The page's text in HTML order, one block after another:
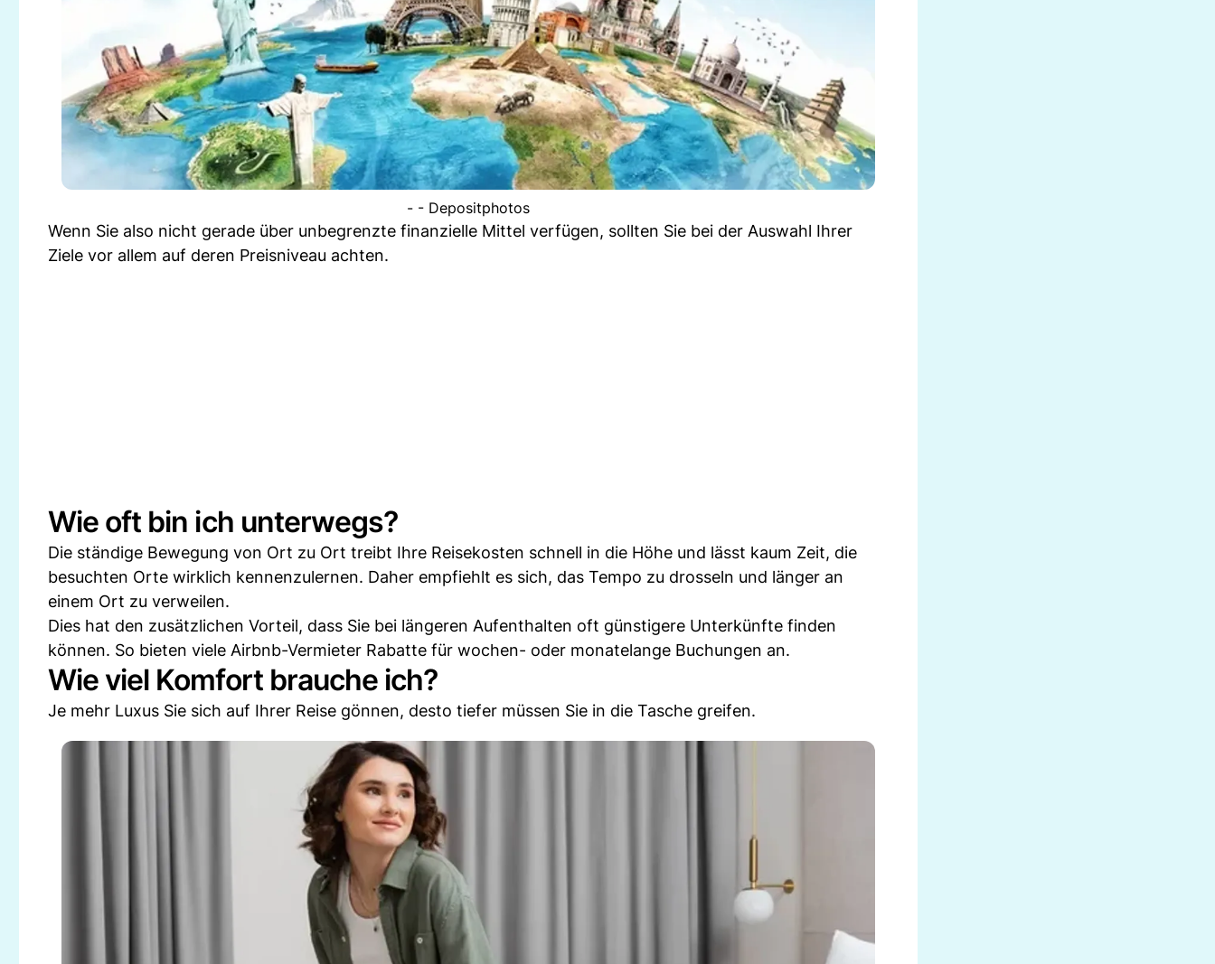
- - Depositphotos
Wenn Sie also nicht gerade über unbegrenzte finanzielle Mittel verfügen, sollten Sie bei der Auswahl Ihrer
Ziele vor allem auf deren Preisniveau achten.
Wie oft bin ich unterwegs?
Die ständige Bewegung von Ort zu Ort treibt Ihre Reisekosten schnell in die Höhe und lässt kaum Zeit, die
besuchten Orte wirklich kennenzulernen. Daher empfiehlt es sich, das Tempo zu drosseln und länger an
einem Ort zu verweilen.
Dies hat den zusätzlichen Vorteil, dass Sie bei längeren Aufenthalten oft günstigere Unterkünfte finden
können. So bieten viele Airbnb-Vermieter Rabatte für wochen- oder monatelange Buchungen an.
Wie viel Komfort brauche ich?
Je mehr Luxus Sie sich auf Ihrer Reise gönnen, desto tiefer müssen Sie in die Tasche greifen.